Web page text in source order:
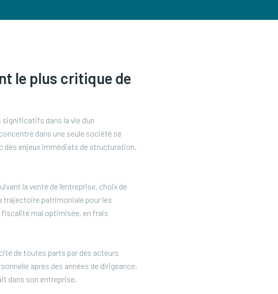
le plus critique de
dans la vie d'un
dans une seule société se
des enjeux immédiats de structuration,
la vente de l'entreprise, choix de
patrimoniale pour les
fiscalité mal optimisée, en frais
de toutes parts par des acteurs
après des années de dirigeance,
dans son entreprise.